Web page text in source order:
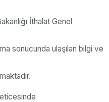
İthalat Genel
sonucunda ulaşılan bilgi ve